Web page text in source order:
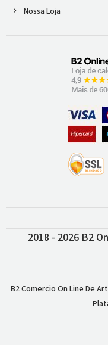
Nossa Loja
2018 - 2026 B2
B2 Comercio On Line De